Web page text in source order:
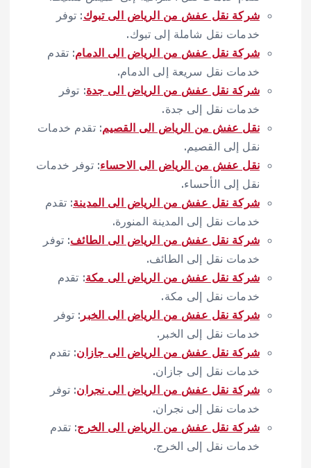
شركة نقل عفش من الرياض الى تبوك: توفر
خدمات نقل شاملة إلى تبوك.
شركة نقل عفش من الرياض الى الدمام: تقدم
خدمات نقل سريعة إلى الدمام.
شركة نقل عفش من الرياض الى جدة: توفر
خدمات نقل إلى جدة.
نقل عفش من الرياض الى القصيم: تقدم خدمات
نقل إلى القصيم.
نقل عفش من الرياض الى الاحساء: توفر خدمات
نقل إلى الأحساء.
شركة نقل عفش من الرياض الى المدينة: تقدم
خدمات نقل إلى المدينة المنورة.
شركة نقل عفش من الرياض الى الطائف: توفر
خدمات نقل إلى الطائف.
شركة نقل عفش من الرياض الى مكة: تقدم
خدمات نقل إلى مكة.
شركة نقل عفش من الرياض الى الخبر : توفر
خدمات نقل إلى الخبر.
شركة نقل عفش من الرياض الى جازان: تقدم
خدمات نقل إلى جازان.
شركة نقل عفش من الرياض الى نجران: توفر
خدمات نقل إلى نجران.
شركة نقل عفش من الرياض الى الخرج: تقدم
خدمات نقل إلى الخرج.